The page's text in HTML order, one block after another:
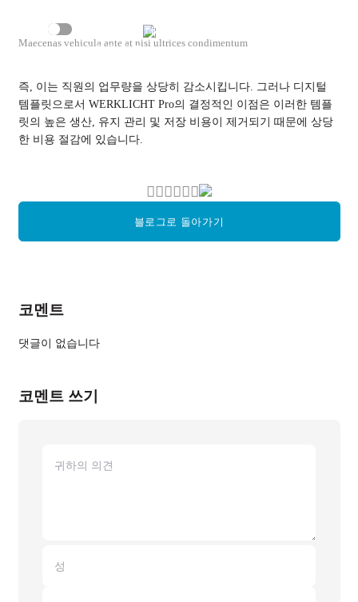
터를 로드하는 데 동의하고 싶습니다(
보호정책참조).
Maecenas vehicula ante at nisi ultrices condimentum
즉, 이는 직원의 업무량을 상당히 감소시킵니다. 그러나 디지털
템플릿으로서 WERKLICHT Pro의 결정적인 이점은 이러한 템플
릿의 높은 생산, 유지 관리 및 저장 비용이 제거되기 때문에 상당
한 비용 절감에 있습니다.
블로그로 돌아가기
코멘트
댓글이 없습니다
코멘트 쓰기